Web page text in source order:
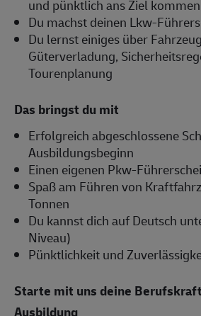
und pünktlich ans Ziel kommen
Du machst deinen Lkw-
Du lernst einiges über
Güterverladung,
Tourenplanung
Das bringst du mit
Erfolgreich abgeschlossene
Ausbildungsbeginn
Einen eigenen Pkw-
Spaß am Führen von
Tonnen
Du kannst dich auf Deutsch
Niveau)
Pünktlichkeit und
Starte mit uns deine
Ausbildung